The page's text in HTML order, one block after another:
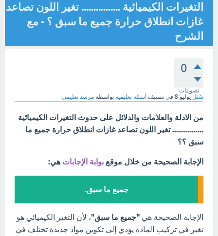
التغيرات الكيميائية ................ تغير اللون تصاعد
غازات انطلاق حرارة جميع ما سبق ؟ - مع
الشرح
0
تصويتات
سُئل يوليو 8 في تصنيف أسئلة تعليمية بواسطة مرشد تعليمي
من الادلة والعلامات والدلائل على حدوث التغيرات الكيميائية
................ تغير اللون تصاعد غازات انطلاق حرارة جميع ما
سبق ؟؟
الإجابة الصحيحة من خلال موقع بوابة الإجابات هي:
جميع ما سبق.
الإجابة الصحيحة هي "جميع ما سبق"، لأن التغير الكيميائي هو
تغير في تركيب المادة يؤدي إلى تكوين مواد جديدة تختلف في